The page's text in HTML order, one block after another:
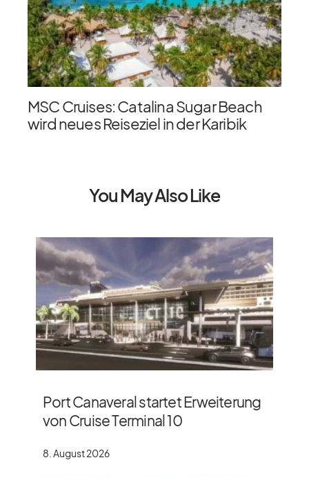
MSC Cruises: Catalina Sugar Beach
wird neues Reiseziel in der Karibik
You May Also Like
Port Canaveral startet Erweiterung
von Cruise Terminal 10
8. August 2026